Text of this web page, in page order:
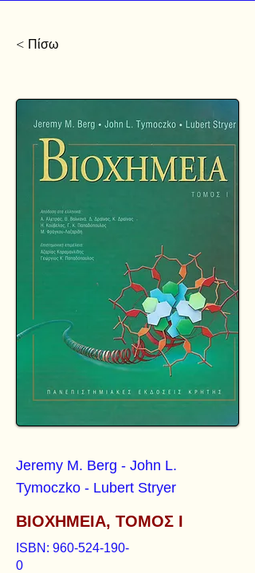
< Πίσω
Jeremy M. Berg - John L.
Tymoczko - Lubert Stryer
ΒΙΟΧΗΜΕΙΑ, ΤΟΜΟΣ Ι
ISBN: 960-524-190-
0